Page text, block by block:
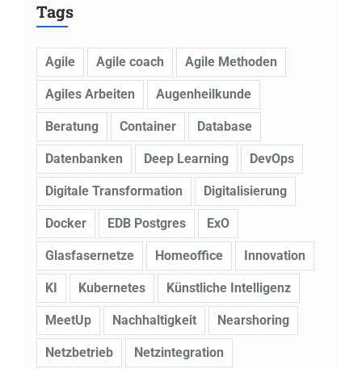
Tags
Agile Agile coach Agile Methoden
Agiles Arbeiten Augenheilkunde
Beratung Container Database
Datenbanken Deep Learning DevOps
Digitale Transformation Digitalisierung
Docker EDB Postgres ExO
Glasfasernetze Homeoffice Innovation
KI Kubernetes Künstliche Intelligenz
MeetUp Nachhaltigkeit Nearshoring
Netzbetrieb Netzintegration